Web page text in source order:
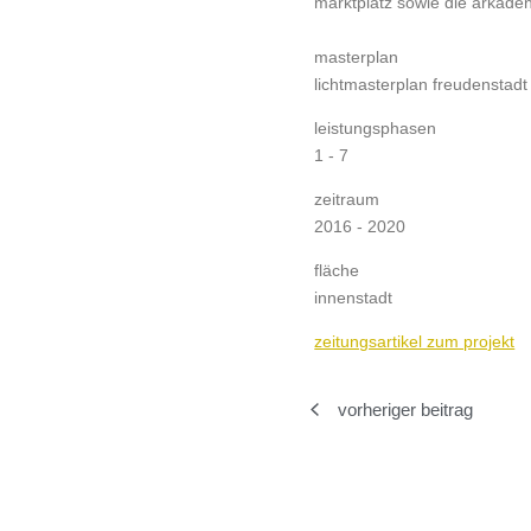
masterplan
lichtmasterplan freudenstadt
leistungsphasen
1 - 7
zeitraum
2016 - 2020
fläche
innenstadt
zeitungsartikel zum projekt
vorheriger beitrag